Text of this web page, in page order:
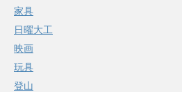
家具
日曜大工
映画
玩具
登山